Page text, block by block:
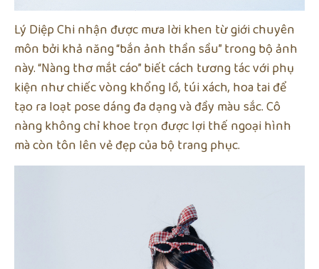
Lý Diệp Chi nhận được mưa lời khen từ giới chuyên
môn bởi khả năng “bắn ảnh thần sầu” trong bộ ảnh
này. “Nàng thơ mắt cáo” biết cách tương tác với phụ
kiện như chiếc vòng khổng lồ, túi xách, hoa tai để
tạo ra loạt pose dáng đa dạng và đầy màu sắc. Cô
nàng không chỉ khoe trọn được lợi thế ngoại hình
mà còn tôn lên vẻ đẹp của bộ trang phục.